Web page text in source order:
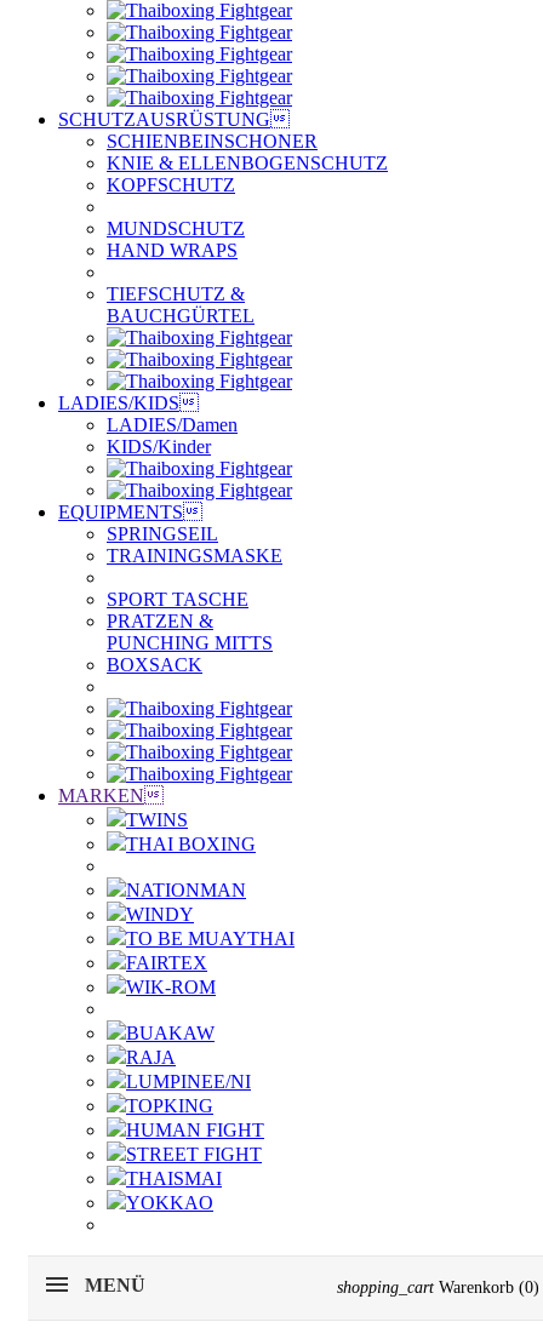
SCHUTZAUSRÜSTUNG
SCHIENBEINSCHONER
KNIE & ELLENBOGENSCHUTZ
KOPFSCHUTZ
MUNDSCHUTZ
HAND WRAPS
TIEFSCHUTZ &
BAUCHGÜRTEL
LADIES/KIDS
LADIES/Damen
KIDS/Kinder
EQUIPMENTS
SPRINGSEIL
TRAININGSMASKE
SPORT TASCHE
PRATZEN &
PUNCHING MITTS
BOXSACK
MARKEN
TWINS
THAI BOXING
NATIONMAN
WINDY
TO BE MUAYTHAI
FAIRTEX
WIK-ROM
BUAKAW
RAJA
LUMPINEE/NI
TOPKING
HUMAN FIGHT
STREET FIGHT
THAISMAI
YOKKAO
MENÜ shopping_cart Warenkorb (0)